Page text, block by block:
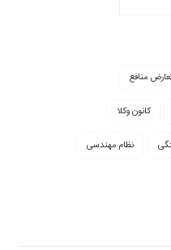
منافع
کانون وکلا
نظام مهندسی